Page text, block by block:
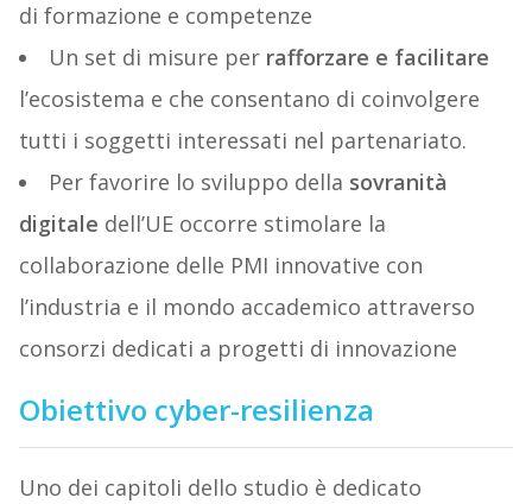
di formazione e competenze
Un set di misure per rafforzare e facilitare
l’ecosistema e che consentano di coinvolgere
tutti i soggetti interessati nel partenariato.
Per favorire lo sviluppo della sovranità
digitale dell’UE occorre stimolare la
collaborazione delle PMI innovative con
l’industria e il mondo accademico attraverso
consorzi dedicati a progetti di innovazione
Obiettivo cyber-resilienza
Uno dei capitoli dello studio è dedicato